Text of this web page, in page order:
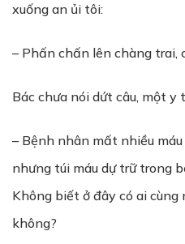
xuống an ủi tôi:
– Phấn chấn lên chàng trai,
Bác chưa nói dứt câu, một
– Bệnh nhân mất nhiều
nhưng túi máu dự trữ trong
Không biết ở đây có ai
không?